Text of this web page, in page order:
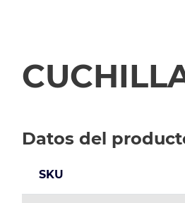
Datos del
SKU